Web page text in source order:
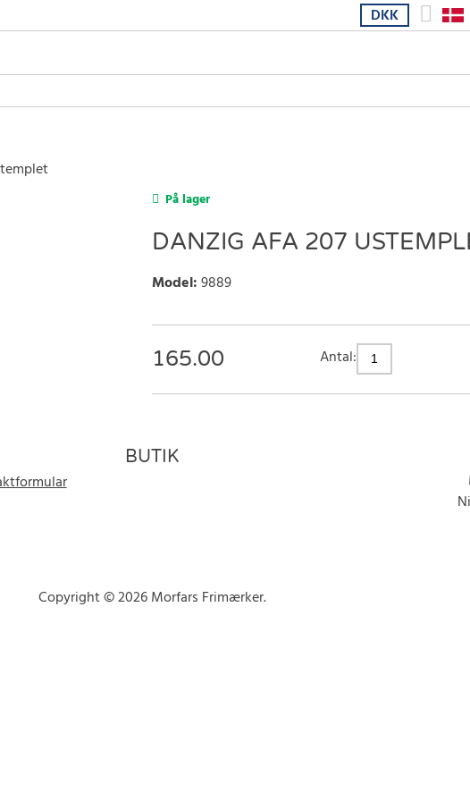
DKK
På lager
DANZIG AFA 207
Model:9889
165.00 Antal:
BUTIK
Copyright © 2026 Morfars Frimærker.